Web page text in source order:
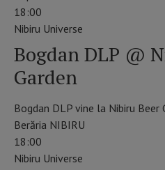
18:00
Nibiru Universe
Bogdan DLP @
Garden
Bogdan DLP vine la Nibiru Beer
Berăria NIBIRU
18:00
Nibiru Universe